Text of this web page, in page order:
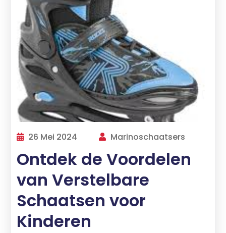
26 Mei 2024 Marinoschaatsers
Ontdek de Voordelen
van Verstelbare
Schaatsen voor
Kinderen